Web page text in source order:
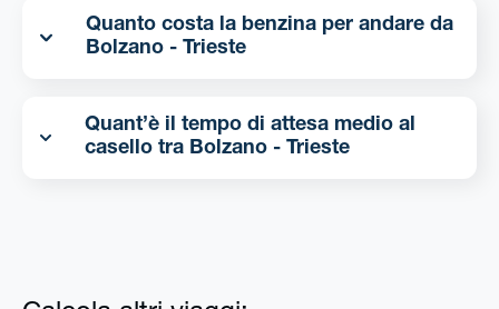
Quanto costa la benzina per andare da
Bolzano - Trieste
Quant’è il tempo di attesa medio al
casello tra Bolzano - Trieste